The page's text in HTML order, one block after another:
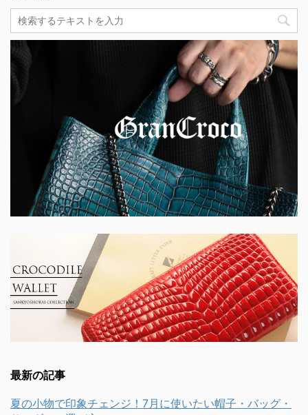
最新の記事
夏の小物で印象チェンジ！7月に使いたい帽子・バッグ・